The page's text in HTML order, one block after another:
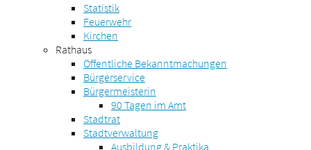
Statistik
Feuerwehr
Kirchen
Rathaus
Öffentliche Bekanntmachungen
Bürgerservice
Bürgermeisterin
90 Tagen im Amt
Stadtrat
Stadtverwaltung
Ausbildung & Praktika